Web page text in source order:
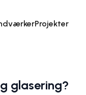
Projekter
glasering?